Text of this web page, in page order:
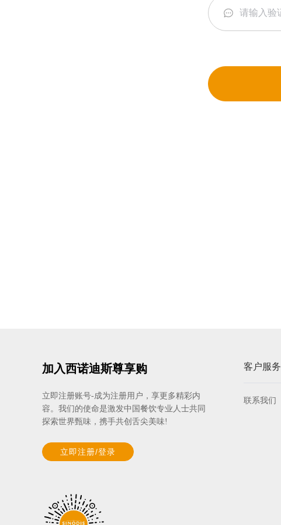
加入西诺迪斯尊享购
立即注册账号-成为注册用户，享更多精彩内
容。我们的使命是激发中国餐饮专业人士共同
探索世界甄味，携手共创舌尖美味!
立即注册/登录
客户服务
联系我们